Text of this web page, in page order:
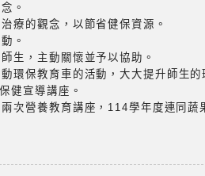
。
療的觀念，以節省健保資源。
。
生，主動關懷並予以協助。
環保教育車的活動，大大提升師生的
健宣導講座。
次營養教育講座，114學年度連同蔬